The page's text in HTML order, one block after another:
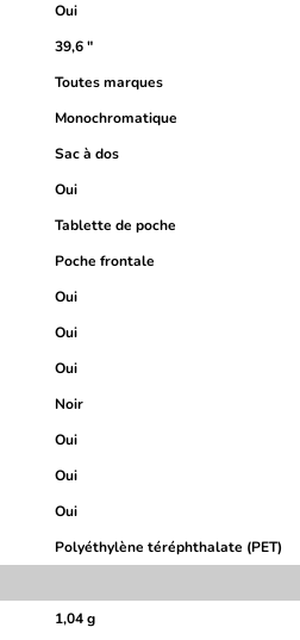
Oui
39,6 "
Toutes marques
Monochromatique
Sac à dos
Oui
Tablette de poche
Poche frontale
Oui
Oui
Oui
Noir
Oui
Oui
Oui
Polyéthylène téréphthalate (PET)
1,04 g